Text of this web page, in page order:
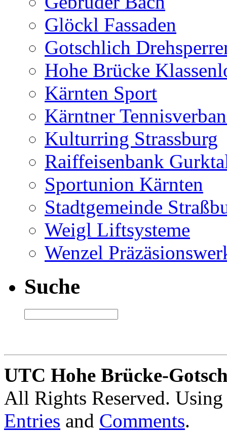
Glöckl Fassaden
Gotschlich
Hohe Brücke
Kärnten Sport
Kärntner
Kulturring Strassburg
Raiffeisenbank
Sportunion Kärnten
Stadtgemeinde
Weigl Liftsysteme
Wenzel
Suche
UTC Hohe Brücke-
All Rights Reserved.
Entries and Comments.